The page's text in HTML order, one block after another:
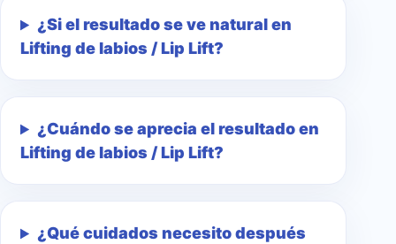
¿Si el resultado se ve natural en
Lifting de labios / Lip Lift?
¿Cuándo se aprecia el resultado en
Lifting de labios / Lip Lift?
¿Qué cuidados necesito después